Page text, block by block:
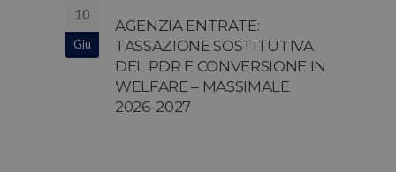
10
Giu
AGENZIA ENTRATE:
TASSAZIONE SOSTITUTIVA
DEL PDR E CONVERSIONE IN
WELFARE – MASSIMALE
2026-2027